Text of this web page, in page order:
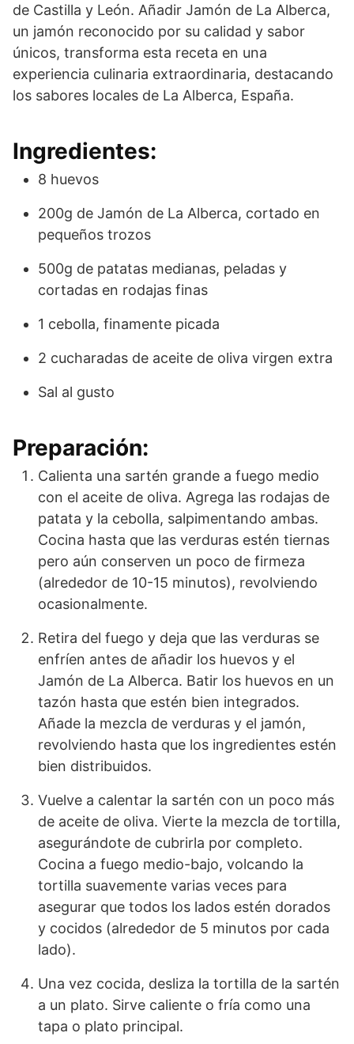
de Castilla y León. Añadir Jamón de La Alberca,
un jamón reconocido por su calidad y sabor
únicos, transforma esta receta en una
experiencia culinaria extraordinaria, destacando
los sabores locales de La Alberca, España.
Ingredientes:
8 huevos
200g de Jamón de La Alberca, cortado en
pequeños trozos
500g de patatas medianas, peladas y
cortadas en rodajas finas
1 cebolla, finamente picada
2 cucharadas de aceite de oliva virgen extra
Sal al gusto
Preparación:
Calienta una sartén grande a fuego medio
con el aceite de oliva. Agrega las rodajas de
patata y la cebolla, salpimentando ambas.
Cocina hasta que las verduras estén tiernas
pero aún conserven un poco de firmeza
(alrededor de 10-15 minutos), revolviendo
ocasionalmente.
Retira del fuego y deja que las verduras se
enfríen antes de añadir los huevos y el
Jamón de La Alberca. Batir los huevos en un
tazón hasta que estén bien integrados.
Añade la mezcla de verduras y el jamón,
revolviendo hasta que los ingredientes estén
bien distribuidos.
Vuelve a calentar la sartén con un poco más
de aceite de oliva. Vierte la mezcla de tortilla,
asegurándote de cubrirla por completo.
Cocina a fuego medio-bajo, volcando la
tortilla suavemente varias veces para
asegurar que todos los lados estén dorados
y cocidos (alrededor de 5 minutos por cada
lado).
Una vez cocida, desliza la tortilla de la sartén
a un plato. Sirve caliente o fría como una
tapa o plato principal.